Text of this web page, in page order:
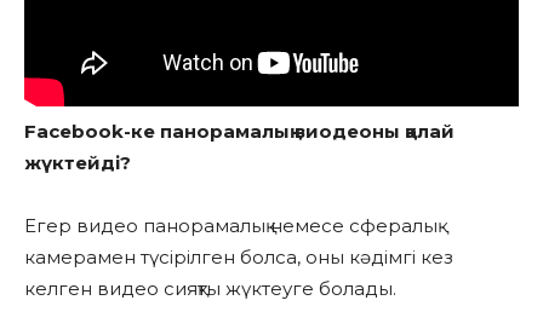
Facebook-ке панорамалық виодеоны қалай
жүктейді?
Егер видео панорамалық немесе сфералық
камерамен түсірілген болса, оны кәдімгі кез
келген видео сияқты жүктеуге болады.